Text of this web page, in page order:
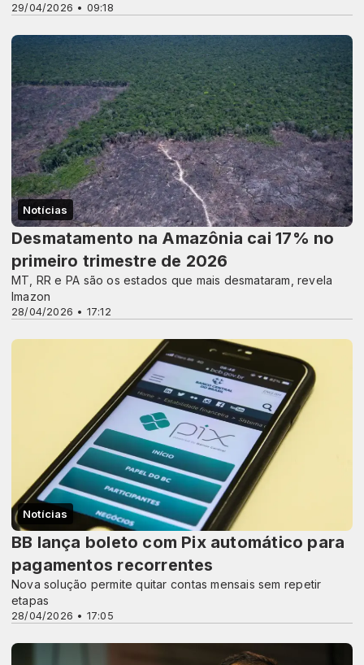
29/04/2026 • 09:18
Notícias
28/04/2026 • 17:12
Desmatamento na Amazônia cai 17% no
primeiro trimestre de 2026
MT, RR e PA são os estados que mais desmataram, revela
Imazon
Notícias
28/04/2026 • 17:05
BB lança boleto com Pix automático para
pagamentos recorrentes
Nova solução permite quitar contas mensais sem repetir
etapas